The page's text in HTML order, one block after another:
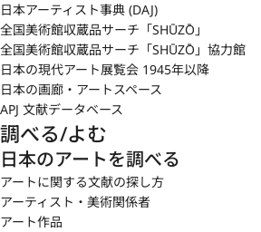
日本アーティスト事典 (DAJ)
全国美術館収蔵品サーチ「SHŪZŌ」
全国美術館収蔵品サーチ「SHŪZŌ」協力館
日本の現代アート展覧会 1945年以降
日本の画廊・アートスペース
APJ 文献データベース
調べる/よむ
日本のアートを調べる
アートに関する文献の探し方
アーティスト・美術関係者
アート作品